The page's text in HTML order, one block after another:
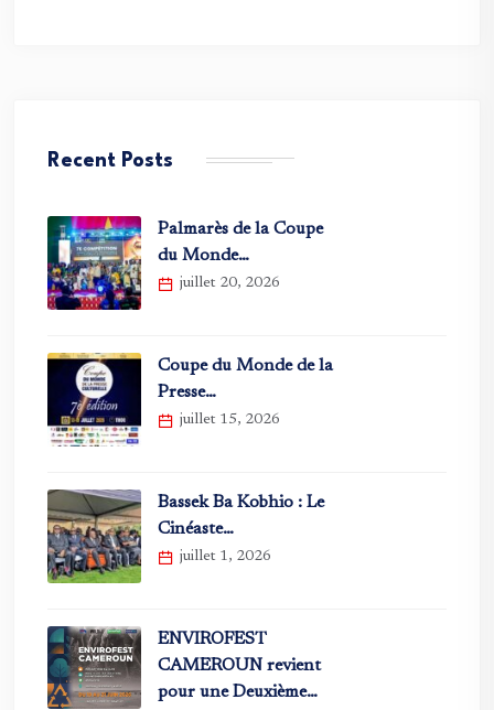
Recent Posts
Palmarès de la Coupe
du Monde…
juillet 20, 2026
Coupe du Monde de la
Presse…
juillet 15, 2026
Bassek Ba Kobhio : Le
Cinéaste…
juillet 1, 2026
ENVIROFEST
CAMEROUN revient
pour une Deuxième…